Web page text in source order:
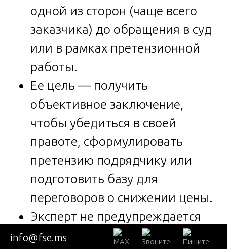
одной из сторон (чаще всего
заказчика) до обращения в суд
или в рамках претензионной
работы.
Ее цель — получить
объективное заключение,
чтобы убедиться в своей
правоте, сформулировать
претензию подрядчику или
подготовить базу для
переговоров о снижении цены.
Эксперт не предупреждается
об уголовной ответственности
info@fse.ms